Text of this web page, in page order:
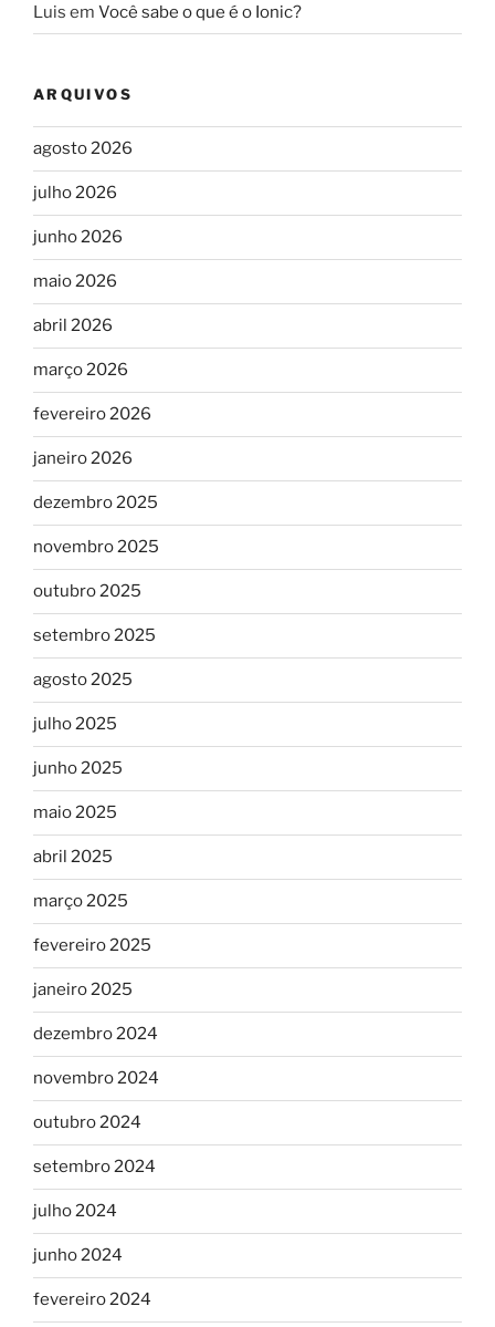
Luis em Você sabe o que é o Ionic?
ARQUIVOS
agosto 2026
julho 2026
junho 2026
maio 2026
abril 2026
março 2026
fevereiro 2026
janeiro 2026
dezembro 2025
novembro 2025
outubro 2025
setembro 2025
agosto 2025
julho 2025
junho 2025
maio 2025
abril 2025
março 2025
fevereiro 2025
janeiro 2025
dezembro 2024
novembro 2024
outubro 2024
setembro 2024
julho 2024
junho 2024
fevereiro 2024